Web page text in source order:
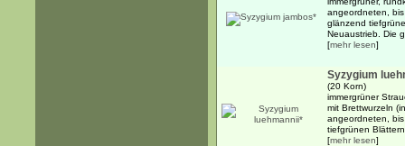
angeordneten,
glänzend
Neuaustrieb. Die
[mehr lesen]
Syzygium
(20 Korn)
immergrüner
mit Brettwurzeln
angeordneten,
tiefgrünen
[mehr lesen]